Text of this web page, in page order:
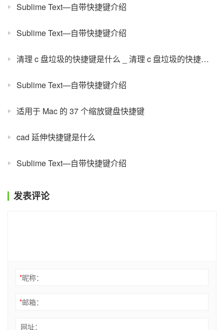
Sublime Text—自带快捷键介绍
Sublime Text—自带快捷键介绍
清理 c 盘垃圾的快捷键是什么 _ 清理 c 盘垃圾的快捷键有哪些
Sublime Text—自带快捷键介绍
适用于 Mac 的 37 个缩放键盘快捷键
cad 延伸快捷键是什么
Sublime Text—自带快捷键介绍
发表评论
*昵称：
*邮箱：
网址：